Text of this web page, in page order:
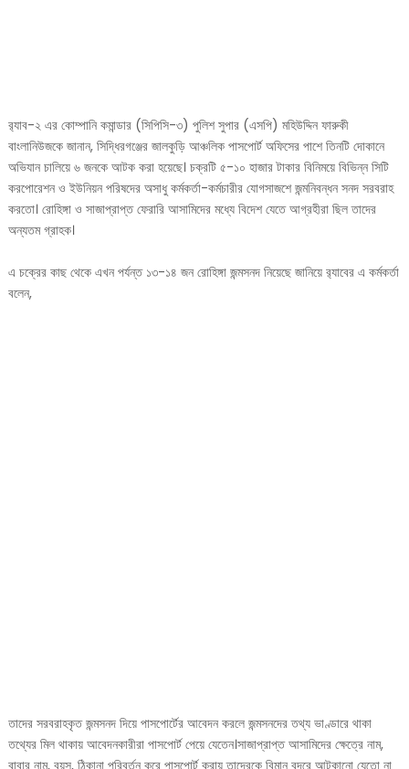
র‌্যাব-২ এর কোম্পানি কমান্ডার (সিপিসি-৩) পুলিশ সুপার (এসপি) মহিউদ্দিন ফারুকী
বাংলানিউজকে জানান, সিদ্ধিরগঞ্জের জালকুড়ি আঞ্চলিক পাসপোর্ট অফিসের পাশে তিনটি দোকানে
অভিযান চালিয়ে ৬ জনকে আটক করা হয়েছে। চক্রটি ৫-১০ হাজার টাকার বিনিময়ে বিভিন্ন সিটি
করপোরেশন ও ইউনিয়ন পরিষদের অসাধু কর্মকর্তা-কর্মচারীর যোগসাজশে জন্মনিবন্ধন সনদ সরবরাহ
করতো। রোহিঙ্গা ও সাজাপ্রাপ্ত ফেরারি আসামিদের মধ্যে বিদেশ যেতে আগ্রহীরা ছিল তাদের
অন্যতম গ্রাহক।
এ চক্রের কাছ থেকে এখন পর্যন্ত ১৩-১৪ জন রোহিঙ্গা জন্মসনদ নিয়েছে জানিয়ে র‌্যাবের এ কর্মকর্তা
বলেন,
তাদের সরবরাহকৃত জন্মসনদ দিয়ে পাসপোর্টের আবেদন করলে জন্মসনদের তথ্য ভাণ্ডারে থাকা
তথ্যের মিল থাকায় আবেদনকারীরা পাসপোর্ট পেয়ে যেতেন।সাজাপ্রাপ্ত আসামিদের ক্ষেত্রে নাম,